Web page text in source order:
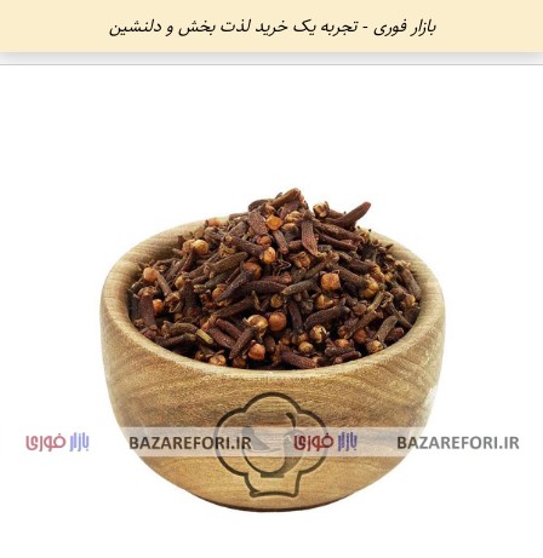
بازار فوری - تجربه یک خرید لذت بخش و دلنشین